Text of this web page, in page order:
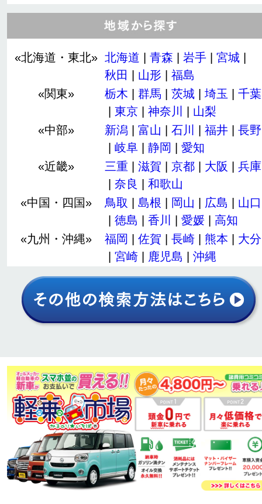
«北海道・東北» 北海道 |青森 |岩手 |宮城
秋田
山形 |福島
«関東»
栃木 群馬 |茨城 |埼玉 |千葉
|東京 |神奈川
山梨
«中部»
新潟 |富山 |石川 |福井 |長野
|岐阜 |静岡 |愛知
«近畿»
三重 |滋賀 京都 大阪 |兵庫
|奈良 |和歌山
«中国・四国»
鳥取 |島根 岡山 広島
山口
|徳島 |香川 |愛媛
高知
«九州・沖縄»
福岡 |佐賀 |長崎 熊本
大分
|宮崎 鹿児島 |沖縄